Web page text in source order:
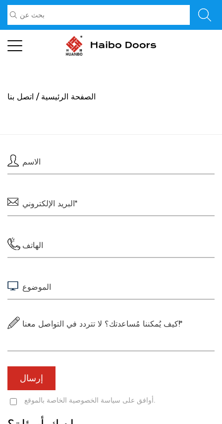
الصفحة الرئيسية / اتصل بنا
إرسال
أوافق على سياسة الخصوصية الخاصة بالموقع.